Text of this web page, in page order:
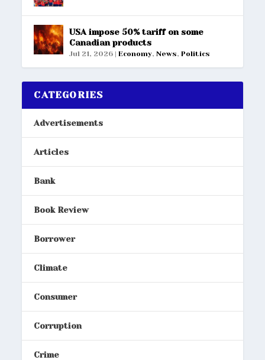
USA impose 50% tariff on some
Canadian products
Jul 21, 2026 |Economy,News,Politics
CATEGORIES
Advertisements
Articles
Bank
Book Review
Borrower
Climate
Consumer
Corruption
Crime